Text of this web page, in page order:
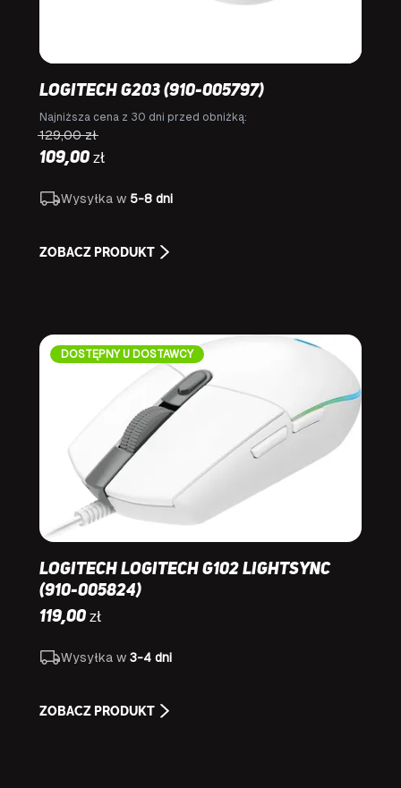
Logitech G203 (910-005797)
Najniższa cena z 30 dni przed obniżką:
129,00zł
109,00 zł
Wysyłka w 5-8 dni
ZOBACZ PRODUKT
DOSTĘPNY U DOSTAWCY
Logitech Logitech G102 Lightsync
(910-005824)
119,00 zł
Wysyłka w 3-4 dni
ZOBACZ PRODUKT